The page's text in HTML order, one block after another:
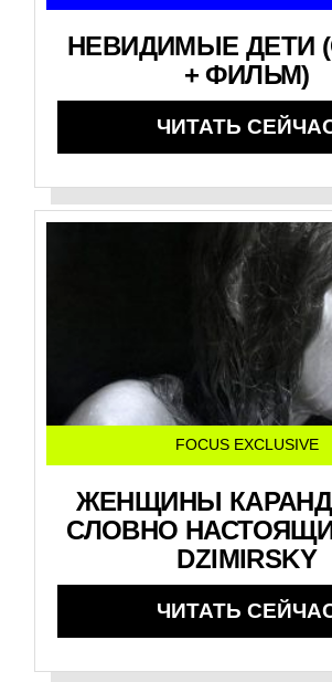
НЕВИДИМЫЕ ДЕТИ
+ ФИЛЬМ)
ЧИТАТЬ
FOCUS EXCLUSIVE
ЖЕНЩИНЫ
СЛОВНО
DZIMIRSKY
ЧИТАТЬ